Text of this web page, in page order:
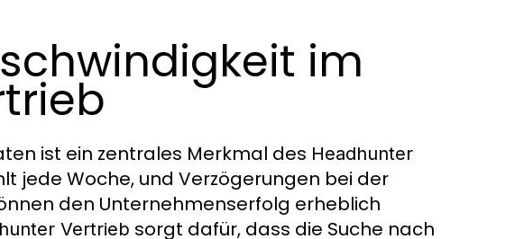
im
ist ein zentrales Merkmal des Headhunter
jede Woche, und Verzögerungen bei der
den Unternehmenserfolg erheblich
Vertrieb sorgt dafür, dass die Suche nach